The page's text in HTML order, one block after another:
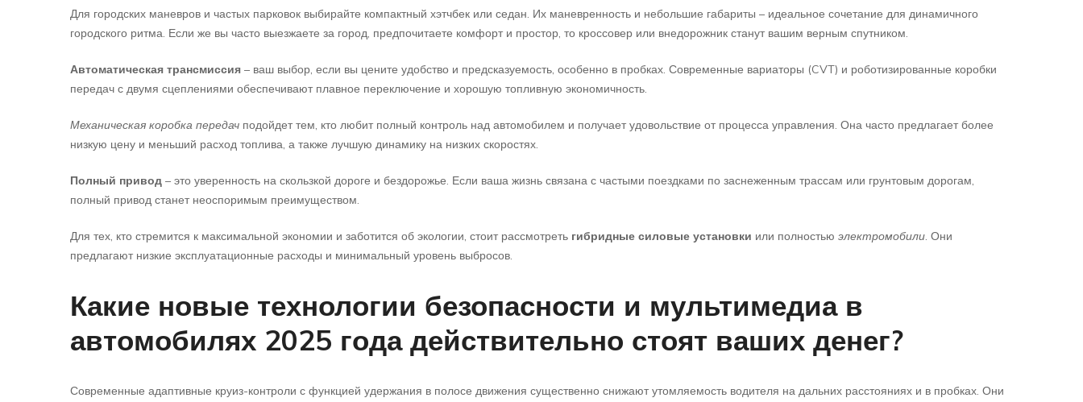
Для городских маневров и частых парковок выбирайте компактный хэтчбек или седан. Их маневренность и небольшие габариты – идеальное сочетание для динамичного
городского ритма. Если же вы часто выезжаете за город, предпочитаете комфорт и простор, то кроссовер или внедорожник станут вашим верным спутником.
Автоматическая трансмиссия – ваш выбор, если вы цените удобство и предсказуемость, особенно в пробках. Современные вариаторы (CVT) и роботизированные коробки
передач с двумя сцеплениями обеспечивают плавное переключение и хорошую топливную экономичность.
Механическая коробка передач подойдет тем, кто любит полный контроль над автомобилем и получает удовольствие от процесса управления. Она часто предлагает более
низкую цену и меньший расход топлива, а также лучшую динамику на низких скоростях.
Полный привод – это уверенность на скользкой дороге и бездорожье. Если ваша жизнь связана с частыми поездками по заснеженным трассам или грунтовым дорогам,
полный привод станет неоспоримым преимуществом.
Для тех, кто стремится к максимальной экономии и заботится об экологии, стоит рассмотреть гибридные силовые установки или полностью электромобили. Они
предлагают низкие эксплуатационные расходы и минимальный уровень выбросов.
Какие новые технологии безопасности и мультимедиа в
автомобилях 2025 года действительно стоят ваших денег?
Современные адаптивные круиз-контроли с функцией удержания в полосе движения существенно снижают утомляемость водителя на дальних расстояниях и в пробках. Они